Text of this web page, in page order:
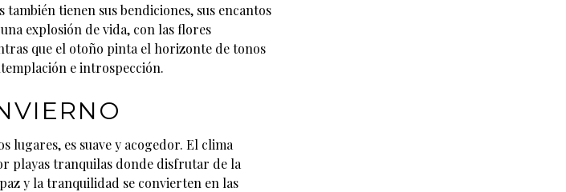
tienen sus bendiciones, sus encantos
explosión de vida, con las flores
que el otoño pinta el horizonte de tonos
e introspección.
lugares, es suave y acogedor. El clima
playas tranquilas donde disfrutar de la
y la tranquilidad se convierten en las